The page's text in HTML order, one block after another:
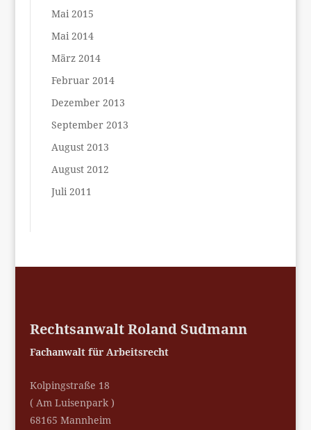
Mai 2015
Mai 2014
März 2014
Februar 2014
Dezember 2013
September 2013
August 2013
August 2012
Juli 2011
Rechtsanwalt Roland Sudmann
Fachanwalt für Arbeitsrecht
Kolpingstraße 18
( Am Luisenpark )
68165 Mannheim